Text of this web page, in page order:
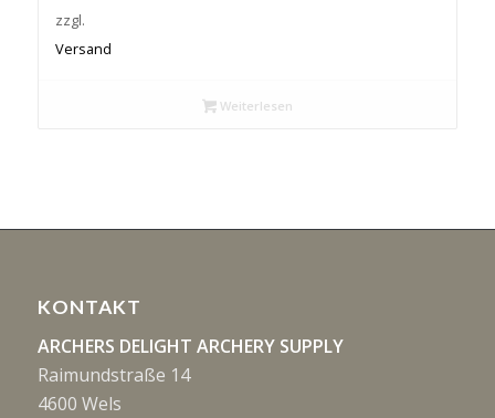
zzgl.
Versand
Weiterlesen
KONTAKT
ARCHERS DELIGHT ARCHERY SUPPLY
Raimundstraße 14
4600 Wels